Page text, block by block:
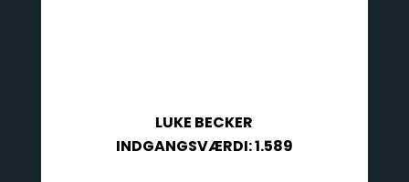
LUKE BECKER
INDGANGSVÆRDI: 1.589